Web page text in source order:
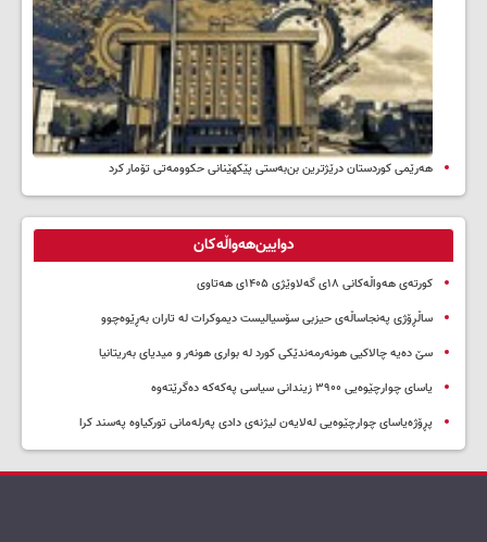
هەرێمی کوردستان درێژترین بن‌بەستی پێکهێنانی حکوومەتی تۆمار کرد
دوایین‌هەواڵەکان
کورتەی هەواڵەکانی ۱۸ی گەلاوێژی ۱۴۰۵ی هەتاوی
ساڵڕۆژی پەنجاساڵەی حیزبی سۆسیالیست دیموکرات لە تاران بەڕێوەچوو
سێ دەیە چالاکیی هونەرمەندێکی کورد لە بواری هونەر و میدیای بەریتانیا
یاسای چوارچێوەیی ۳۹۰۰ زیندانی سیاسی پەکەکە دەگرێتەوە
پڕۆژەیاسای چوارچێوەیی لەلایەن لیژنەی دادی پەرلەمانی تورکیاوە پەسند کرا